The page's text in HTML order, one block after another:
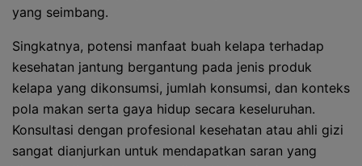
yang seimbang.
Singkatnya, potensi manfaat buah kelapa terhadap
kesehatan jantung bergantung pada jenis produk
kelapa yang dikonsumsi, jumlah konsumsi, dan konteks
pola makan serta gaya hidup secara keseluruhan.
Konsultasi dengan profesional kesehatan atau ahli gizi
sangat dianjurkan untuk mendapatkan saran yang